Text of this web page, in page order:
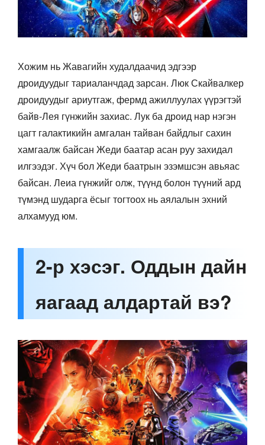
Хожим нь Жавагийн худалдаачид эдгээр
дроидуудыг тариаланчдад зарсан. Люк Скайвалкер
дроидуудыг ариутгаж, фермд ажиллуулах үүрэгтэй
байв-Лея гүнжийн захиас. Лук ба дроид нар нэгэн
цагт галактикийн амгалан тайван байдлыг сахин
хамгаалж байсан Жеди баатар асан руу захидал
илгээдэг. Хүч бол Жеди баатрын эзэмшсэн авьяас
байсан. Леиа гүнжийг олж, түүнд болон түүний ард
түмэнд шударга ёсыг тогтоох нь аялалын эхний
алхамууд юм.
2-р хэсэг. Оддын дайн
яагаад алдартай вэ?